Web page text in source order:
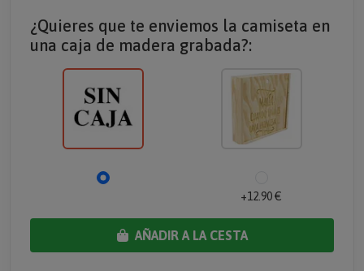
¿Quieres que te enviemos la camiseta en
una caja de madera grabada?:
+12.90 €
AÑADIR A LA CESTA